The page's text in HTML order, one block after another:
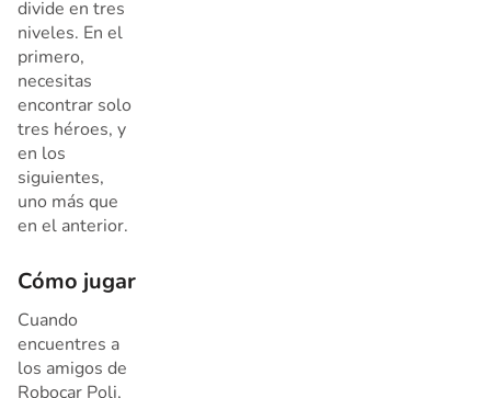
divide en tres
niveles. En el
primero,
necesitas
encontrar solo
tres héroes, y
en los
siguientes,
uno más que
en el anterior.
Cómo jugar
Cuando
encuentres a
los amigos de
Robocar Poli,